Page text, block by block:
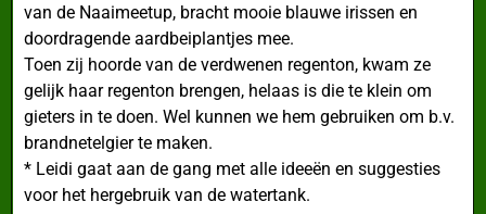
van de Naaimeetup, bracht mooie blauwe irissen en
doordragende aardbeiplantjes mee.
Toen zij hoorde van de verdwenen regenton, kwam ze
gelijk haar regenton brengen, helaas is die te klein om
gieters in te doen. Wel kunnen we hem gebruiken om b.v.
brandnetelgier te maken.
* Leidi gaat aan de gang met alle ideeën en suggesties
voor het hergebruik van de watertank.